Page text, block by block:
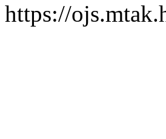
https://